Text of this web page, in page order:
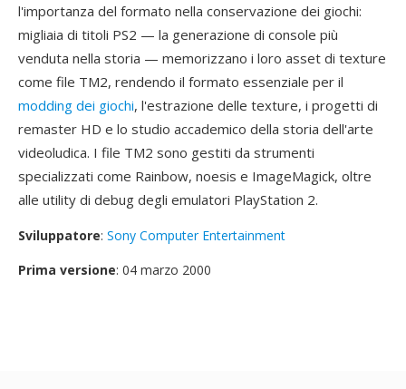
l'importanza del formato nella conservazione dei giochi:
migliaia di titoli PS2 — la generazione di console più
venduta nella storia — memorizzano i loro asset di texture
come file TM2, rendendo il formato essenziale per il
modding dei giochi, l'estrazione delle texture, i progetti di
remaster HD e lo studio accademico della storia dell'arte
videoludica. I file TM2 sono gestiti da strumenti
specializzati come Rainbow, noesis e ImageMagick, oltre
alle utility di debug degli emulatori PlayStation 2.
Sviluppatore: Sony Computer Entertainment
Prima versione: 04 marzo 2000